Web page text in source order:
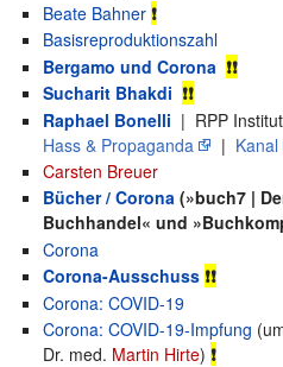
Beate Bahner ❗
Basisreproduktionszahl
Bergamo und Corona ❗❗
Sucharit Bhakdi ❗❗
Raphael Bonelli | RPP
Hass & Propaganda
| Kanal
Carsten Breuer
Bücher / Corona (»buch7 |
Buchhandel« und
Corona
Corona-Ausschuss ❗❗
Corona: COVID-19
Corona: COVID-19-Impfung
Dr. med. Martin Hirte) ❗